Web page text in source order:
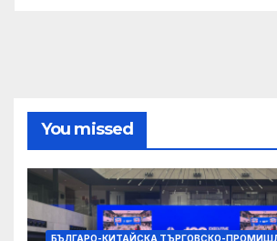
You missed
БЪЛГАРО-КИТАЙСКА ТЪРГОВСКО-